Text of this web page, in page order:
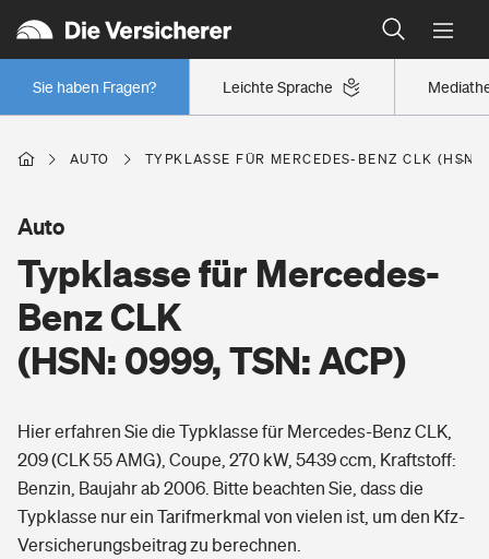
Leichte Sprache
Sie haben Fragen?
Wer versichert was: Jetzt Versicherer finden
Regionalklassen: So ist Ihre Region eingestuft
Wer versichert was: Jetzt Versicherer finden
Berufsunfähigkeitsversicherung
Arbeitsrechtsschutz
Berufshaftpflichtversicherung
Wohnen
Wohngebäudeversicherung
Hausratversicherung
Elementarversicherung
Photovoltaik
Pri­vate Haft­pflicht­
Rechts­schutz­ver­si­che­rung
Gesundheit
AUTO TYPKLASSE FÜR MERCEDES-BENZ CLK
Typklasse für Mercedes-
Benz CLK
(HSN: 0999, TSN: ACP)
Auto
Hier erfahren Sie die Typklasse für Mercedes-Benz CLK,
209 (CLK 55 AMG), Coupe, 270 kW, 5439 ccm, Kraftstoff:
Benzin, Baujahr ab 2006. Bitte beachten Sie, dass die
Typklasse nur ein Tarifmerkmal von vielen ist, um den Kfz-
Versicherungsbeitrag zu berechnen.